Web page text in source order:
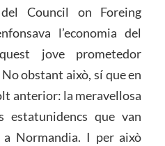
Council on Foreing
l’economia del
jove prometedor
obstant això, sí que en
anterior: la meravellosa
estatunidencs que van
a Normandia. I per això